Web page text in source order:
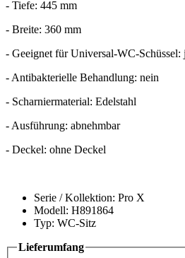
- Tiefe: 445 mm
- Breite: 360 mm
- Geeignet für Universal-WC-Schüssel:
- Antibakterielle Behandlung: nein
- Scharniermaterial: Edelstahl
- Ausführung: abnehmbar
- Deckel: ohne Deckel
Serie / Kollektion: Pro X
Modell: H891864
Typ: WC-Sitz
Lieferumfang